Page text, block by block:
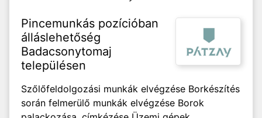
Pincemunkás pozícióban
álláslehetőség
Badacsonytomaj
településen
Szőlőfeldolgozási munkák elvégzése Borkészítés
során felmerülő munkák elvégzése Borok